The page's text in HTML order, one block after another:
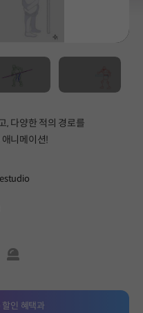
, 다양한 적의 경로를
니메이션!
신고하기
인 혜택과